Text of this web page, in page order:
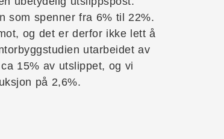
som spenner fra 6% til 22%.
og det er derfor ikke lett å
utarbeidet av
15% av utslippet, og vi
på 2,6%.